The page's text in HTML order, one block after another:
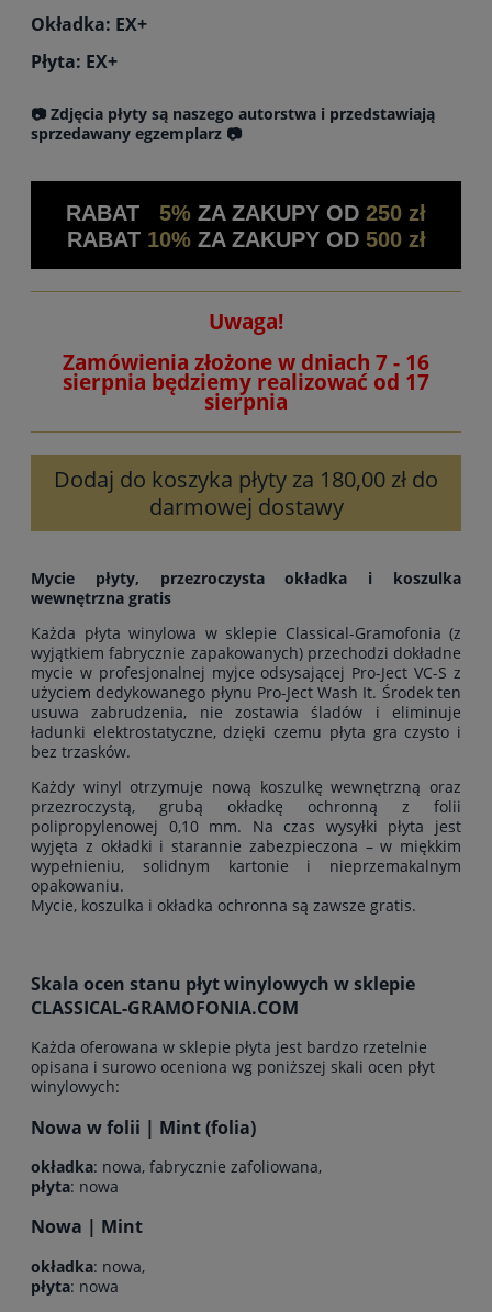
Okładka: EX+
Płyta: EX+
📷 Zdjęcia płyty są naszego autorstwa i przedstawiają
sprzedawany egzemplarz 📷
RABAT 5% ZA ZAKUPY OD 250 zł
RABAT 10%ZA ZAKUPY OD 500 zł
Uwaga!
Zamówienia złożone w dniach 7 - 16
sierpnia będziemy realizować od 17
sierpnia
Dodaj do koszyka płyty za 180,00 zł do
darmowej dostawy
Mycie płyty, przezroczysta okładka i koszulka
wewnętrzna gratis
Każda płyta winylowa w sklepie Classical-Gramofonia (z
wyjątkiem fabrycznie zapakowanych) przechodzi dokładne
mycie w profesjonalnej myjce odsysającej Pro-Ject VC-S z
użyciem dedykowanego płynu Pro-Ject Wash It. Środek ten
usuwa zabrudzenia, nie zostawia śladów i eliminuje
ładunki elektrostatyczne, dzięki czemu płyta gra czysto i
bez trzasków.
Każdy winyl otrzymuje nową koszulkę wewnętrzną oraz
przezroczystą, grubą okładkę ochronną z folii
polipropylenowej 0,10 mm. Na czas wysyłki płyta jest
wyjęta z okładki i starannie zabezpieczona – w miękkim
wypełnieniu, solidnym kartonie i nieprzemakalnym
opakowaniu.
Mycie, koszulka i okładka ochronna są zawsze gratis.
Skala ocen stanu płyt winylowych w sklepie
CLASSICAL-GRAMOFONIA.COM
Każda oferowana w sklepie płyta jest bardzo rzetelnie
opisana i surowo oceniona wg poniższej skali ocen płyt
winylowych:
Nowa w folii | Mint (folia)
okładka: nowa, fabrycznie zafoliowana,
płyta: nowa
Nowa | Mint
okładka: nowa,
płyta: nowa